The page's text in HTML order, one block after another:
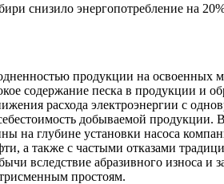
снизило энергопотребление на
продукции на
содержание песка в продукции и
расхода электроэнергии с
добываемой
на глубине установки насоса
а также с частыми отказами
вследствие абразивного износа и
простоям.